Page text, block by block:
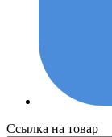
Ссылка на товар